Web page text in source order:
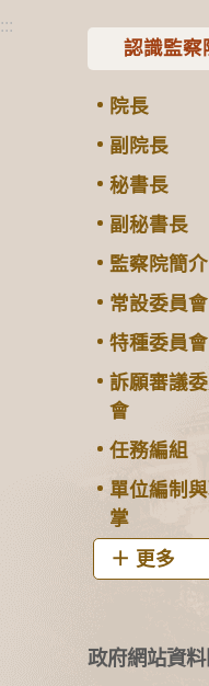
:::
認識監察
院長
副院長
秘書長
副秘書長
監察院簡介
常設委員會
特種委員會
訴願審議
會
任務編組
單位編制
掌
更多
政府網站資